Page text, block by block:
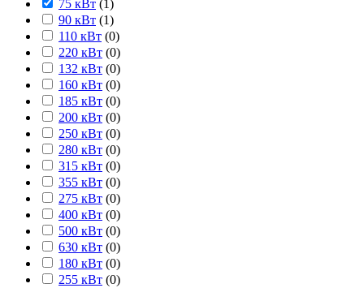
75 кВт (1)
90 кВт (1)
110 кВт (0)
220 кВт (0)
132 кВт (0)
160 кВт (0)
185 кВт (0)
200 кВт (0)
250 кВт (0)
280 кВт (0)
315 кВт (0)
355 кВт (0)
275 кВт (0)
400 кВт (0)
500 кВт (0)
630 кВт (0)
180 кВт (0)
255 кВт (0)